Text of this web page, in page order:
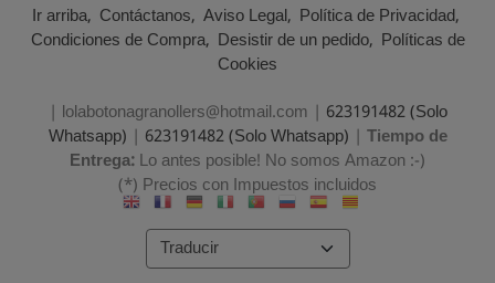
Ir arriba Contáctanos Aviso Legal Política de Privacidad
Condiciones de Compra Desistir de un pedido Políticas de
Cookies
| lolabotonagranollers@hotmail.com | 623191482 (Solo
Whatsapp) | 623191482 (Solo Whatsapp) | Tiempo de
Entrega:Lo antes posible! No somos Amazon :-)
(*) Precios con Impuestos incluidos